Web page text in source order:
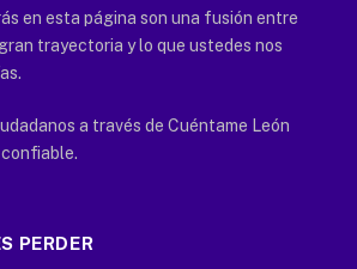
en esta página son una fusión entre
trayectoria y lo que ustedes nos
a través de Cuéntame León
PERDER